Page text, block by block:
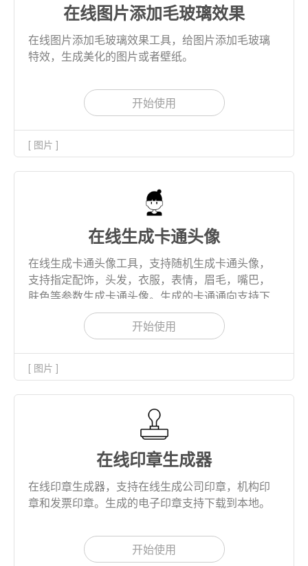
在线图片添加毛玻璃效果
在线图片添加毛玻璃效果工具，给图片添加毛玻璃
特效，生成美化的图片或者壁纸。
开始使用
[ 图片 ]
在线生成卡通头像
在线生成卡通头像工具，支持随机生成卡通头像，
支持指定配饰，头发，衣服，表情，眉毛，嘴巴，
肤色等参数生成卡通头像。生成的卡通通向支持下
载为png和svg文件。
开始使用
[ 图片 ]
在线印章生成器
在线印章生成器，支持在线生成公司印章，机构印
章和发票印章。生成的电子印章支持下载到本地。
开始使用